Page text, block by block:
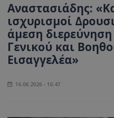
Αναστασιάδης:
ισχυρισμοί
άμεση διερεύνηση
Γενικού και
Εισαγγελέα»
16.06.2026 - 16:47